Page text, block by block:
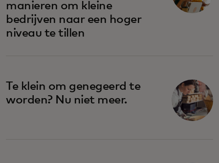
manieren om kleine
bedrijven naar een hoger
niveau te tillen
Te klein om genegeerd te
worden? Nu niet meer.